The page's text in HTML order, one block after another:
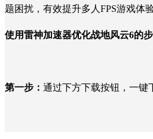
题困扰，有效提升多人FPS游戏体
使用雷神加速器优化战地风云6的
第一步： 通过下方下载按钮，一键